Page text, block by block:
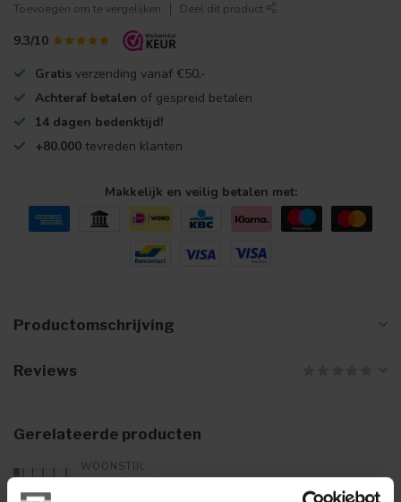
Toevoegen om te vergelijken Deel dit product
9.3/10
Gratis verzending vanaf €50,-
Achteraf betalen of gespreid betalen
14 dagen bedenktijd!
+80.000 tevreden klanten
Makkelijk en veilig betalen met:
Productomschrijving
Reviews
Gerelateerde producten
WOONSTIJL
WoonStijl Barstoel houten
79,95